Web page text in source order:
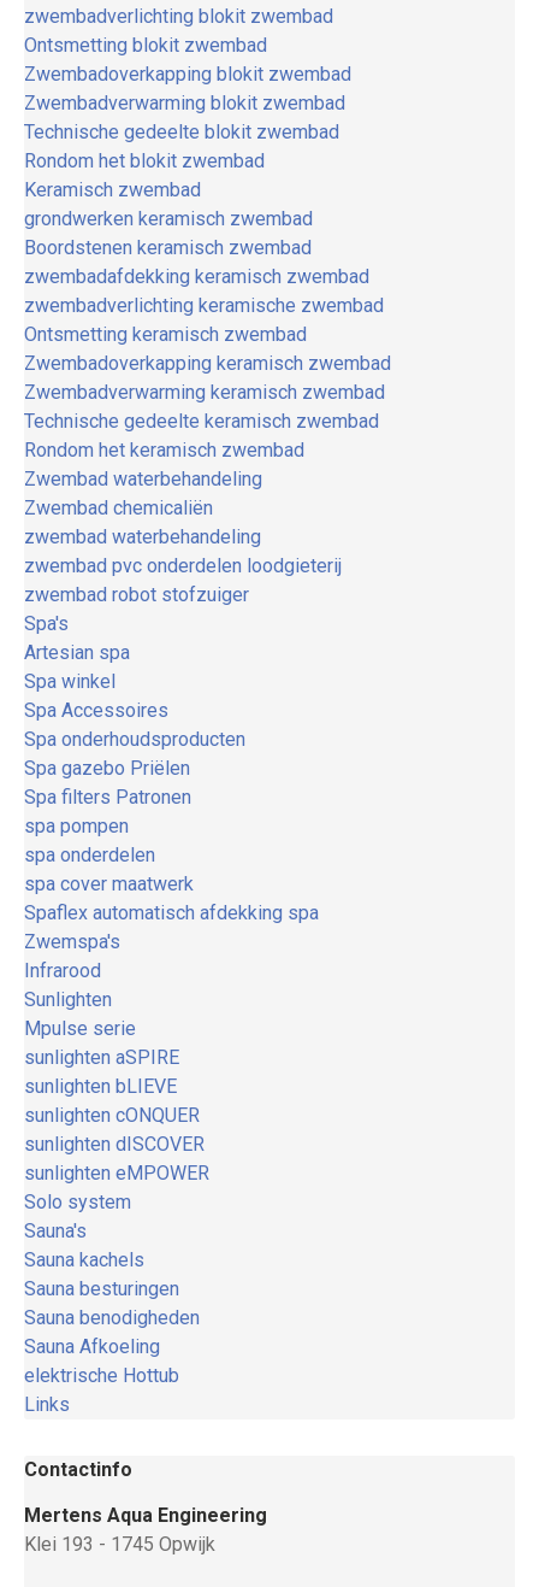
zwembadverlichting blokit zwembad
Ontsmetting blokit zwembad
Zwembadoverkapping blokit zwembad
Zwembadverwarming blokit zwembad
Technische gedeelte blokit zwembad
Rondom het blokit zwembad
Keramisch zwembad
grondwerken keramisch zwembad
Boordstenen keramisch zwembad
zwembadafdekking keramisch zwembad
zwembadverlichting keramische zwembad
Ontsmetting keramisch zwembad
Zwembadoverkapping keramisch zwembad
Zwembadverwarming keramisch zwembad
Technische gedeelte keramisch zwembad
Rondom het keramisch zwembad
Zwembad waterbehandeling
Zwembad chemicaliën
zwembad waterbehandeling
zwembad pvc onderdelen loodgieterij
zwembad robot stofzuiger
Spa's
Artesian spa
Spa winkel
Spa Accessoires
Spa onderhoudsproducten
Spa gazebo Priëlen
Spa filters Patronen
spa pompen
spa onderdelen
spa cover maatwerk
Spaflex automatisch afdekking spa
Zwemspa's
Infrarood
Sunlighten
Mpulse serie
sunlighten aSPIRE
sunlighten bLIEVE
sunlighten cONQUER
sunlighten dISCOVER
sunlighten eMPOWER
Solo system
Sauna's
Sauna kachels
Sauna besturingen
Sauna benodigheden
Sauna Afkoeling
elektrische Hottub
Links
Contactinfo
Mertens Aqua Engineering
Klei 193 - 1745 Opwijk